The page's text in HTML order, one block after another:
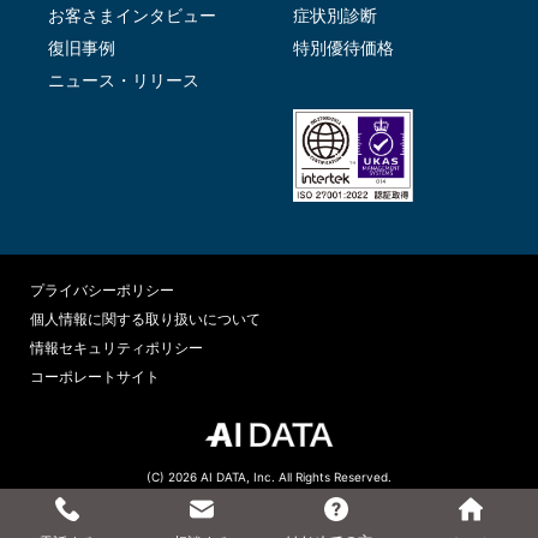
お客さまインタビュー
復旧事例
ニュース・リリース
症状別診断
特別優待価格
プライバシーポリシー
個人情報に関する取り扱いについて
情報セキュリティポリシー
コーポレートサイト
(C) 2026 AI DATA, Inc. All Rights Reserved.